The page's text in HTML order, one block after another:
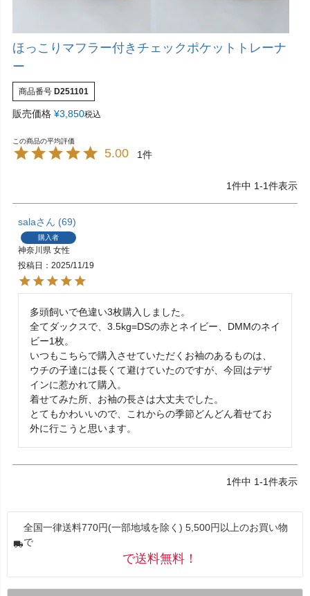
ほっこりマフラー付きチェックポケットトレーナ
ー
商品番号 D251101
販売価格 ¥3,850税込
5.00 1
1件中 1-1件表示
sala 69
購入者
神奈川県 女性
投稿日
2025/11/19
多頭飼いで色違い3枚購入しました。
全てダックスで、3.5kg=DSの赤とネイビー、DMMのネイ
ビー1枚。
いつもこちらで購入させていただくお袖のあるものは、
ウチの子達には長くて避けていたのですが、今回はデザ
インに惹かれて購入。
着せてみた所、お袖の長さは大丈夫でした。
とてもかわいいので、これからの季節どんどん着せてお
外に行こうと思います。
1件中 1-1件表示
全国一律送料770円(一部地域を除く) 5,500円以上のお買い物
で
で送料無料！